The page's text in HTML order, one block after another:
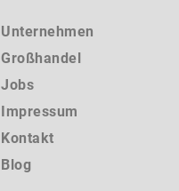
Unternehmen
Großhandel
Jobs
Impressum
Kontakt
Blog